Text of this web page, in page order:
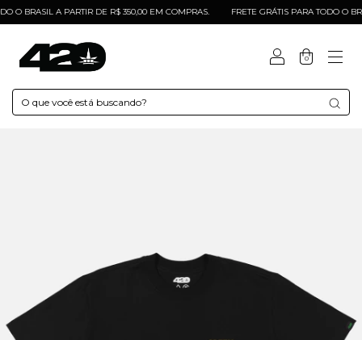
O BRASIL A PARTIR DE R$ 350,00 EM COMPRAS. FRETE GRÁTIS PARA TODO O
0